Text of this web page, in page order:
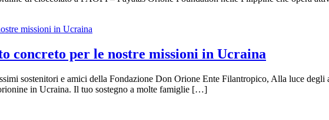
concreto per le nostre missioni in Ucraina
sostenitori e amici della Fondazione Don Orione Ente Filantropico, Alla luce
in Ucraina. Il tuo sostegno a molte famiglie […]